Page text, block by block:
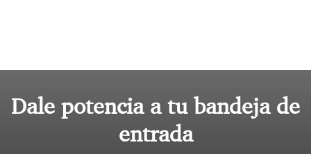
Dale potencia a tu bandeja de
entrada